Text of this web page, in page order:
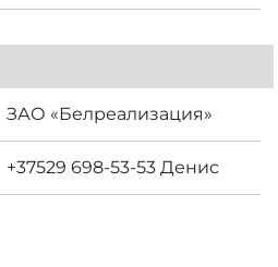
ЗАО «Белреализация»
+37529 698-53-53 Денис